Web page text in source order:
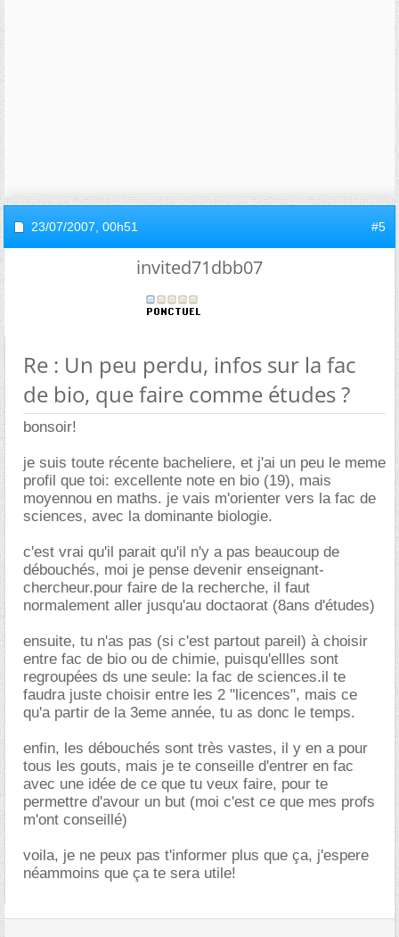
23/07/2007, 00h51 #5
invited71dbb07
Re : Un peu perdu, infos sur la fac
de bio, que faire comme études ?
bonsoir!
je suis toute récente bacheliere, et j'ai un peu le meme
profil que toi: excellente note en bio (19), mais
moyennou en maths. je vais m'orienter vers la fac de
sciences, avec la dominante biologie.
c'est vrai qu'il parait qu'il n'y a pas beaucoup de
débouchés, moi je pense devenir enseignant-
chercheur.pour faire de la recherche, il faut
normalement aller jusqu'au doctaorat (8ans d'études)
ensuite, tu n'as pas (si c'est partout pareil) à choisir
entre fac de bio ou de chimie, puisqu'ellles sont
regroupées ds une seule: la fac de sciences.il te
faudra juste choisir entre les 2 "licences", mais ce
qu'a partir de la 3eme année, tu as donc le temps.
enfin, les débouchés sont très vastes, il y en a pour
tous les gouts, mais je te conseille d'entrer en fac
avec une idée de ce que tu veux faire, pour te
permettre d'avour un but (moi c'est ce que mes profs
m'ont conseillé)
voila, je ne peux pas t'informer plus que ça, j'espere
néammoins que ça te sera utile!